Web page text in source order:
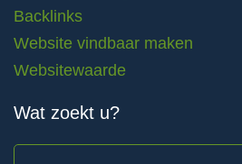
Backlinks
Website vindbaar maken
Websitewaarde
Wat zoekt u?